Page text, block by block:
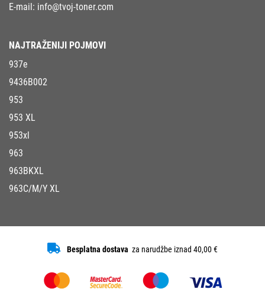
E-mail: info@tvoj-toner.com
NAJTRAŽENIJI POJMOVI
937e
9436B002
953
953 XL
953xl
963
963BKXL
963C/M/Y XL
Besplatna dostava za narudžbe iznad 40,00 €